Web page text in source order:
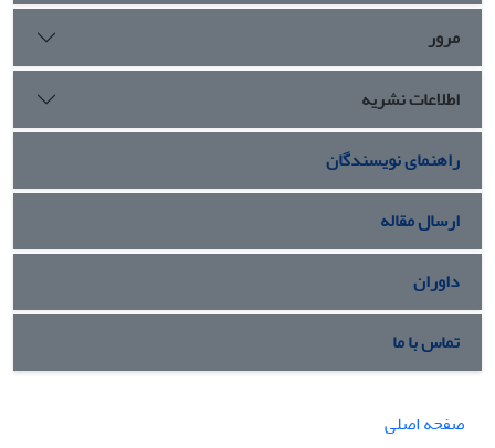
مرور
اطلاعات نشریه
راهنمای نویسندگان
ارسال مقاله
داوران
تماس با ما
صفحه اصلی